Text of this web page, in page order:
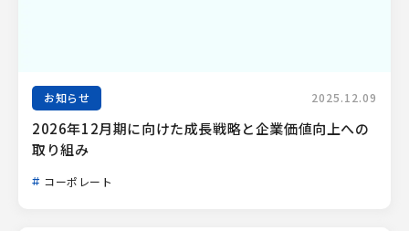
お知らせ 2025.12.09
2026年12月期に向けた成長戦略と企業価値向上への
取り組み
コーポレート